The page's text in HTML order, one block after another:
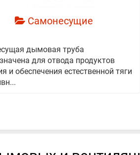
Самонесущие
дымовая труба
для отвода продуктов
и обеспечения естественной тяги